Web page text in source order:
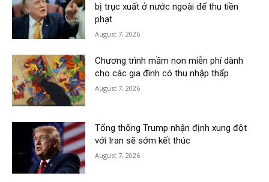
bị trục xuất ở nước ngoài để thu tiền
phạt
August 7, 2026
Chương trình mầm non miễn phí dành
cho các gia đình có thu nhập thấp
August 7, 2026
Tổng thống Trump nhận định xung đột
với Iran sẽ sớm kết thúc
August 7, 2026